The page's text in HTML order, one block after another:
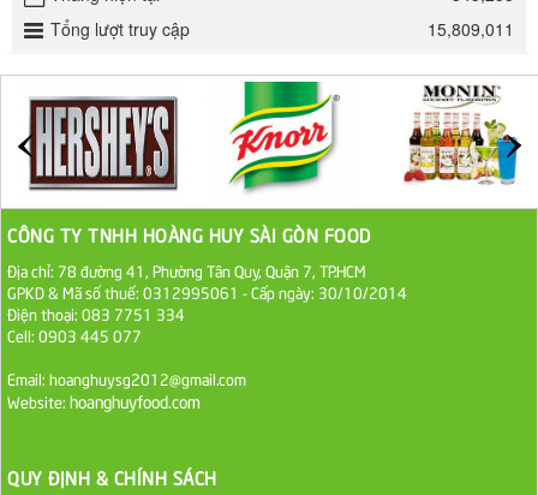
ĐƯỜNG SẠCH CÔ BA BIÊN HÒA 1KG
27.000 VND
Đường cát trắng An Khê bao 50kg
1.100.000 VND
Sa Tế Tôm Cholimex PET Hũ 450g
36.000 VND
Ớt Sa Tế Cholimex Hũ Thuỷ Tinh 150g
Tổng lượt truy cập
15,809,011
CÔNG TY TNHH HOÀNG HUY SÀI GÒN FOOD
Địa chỉ: 78 đường 41, Phường Tân Quy, Quận 7, TP.HCM
GPKD & Mã số thuế: 0312995061 - Cấp ngày: 30/10/2014
Điện thoại: 083 7751 334
Cell: 0903 445 077
Email: hoanghuysg2012@gmail.com
Website: hoanghuyfood.com
QUY ĐỊNH & CHÍNH SÁCH